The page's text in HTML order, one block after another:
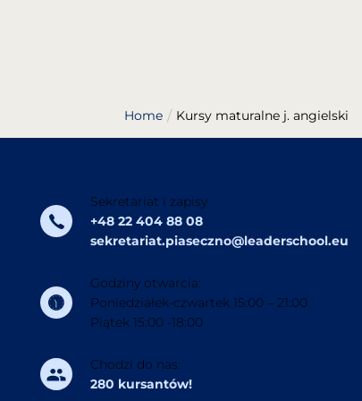
Home Kursy maturalne j. angielski
Sekretariat i zapisy
+48 22 404 88 08
sekretariat.piaseczno@leaderschool.eu
Godziny otwarcia:
Poniedziałek-czwartek 15:00 – 21:00
Piątek 15:00 -18:00
Chodzi do nas:
280 kursantów!